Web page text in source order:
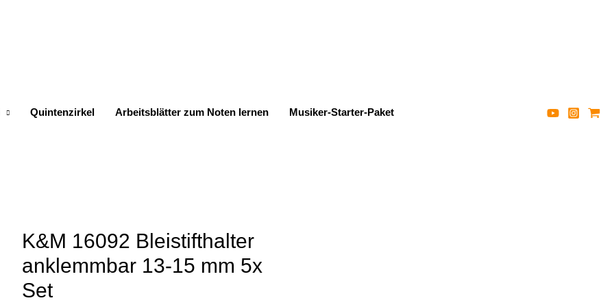
Quintenzirkel Arbeitsblätter zum Noten lernen Musiker-Starter-Paket
K&M 16092 Bleistifthalter
anklemmbar 13-15 mm 5x
Set